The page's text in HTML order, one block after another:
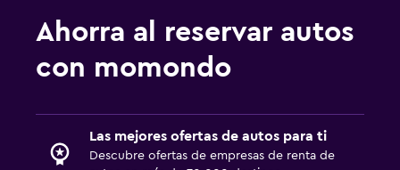
Ahorra al reservar autos
con momondo
Las mejores ofertas de autos para ti
Descubre ofertas de empresas de renta de